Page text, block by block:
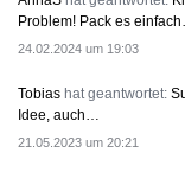
Problem! Pack es
24.02.2024 um 19:03
Tobias hat geantwortet:
Idee, auch…
21.05.2023 um 20:21